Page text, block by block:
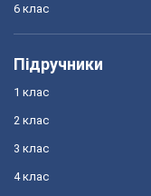
6 клас
Підручники
1 клас
2 клас
3 клас
4 клас